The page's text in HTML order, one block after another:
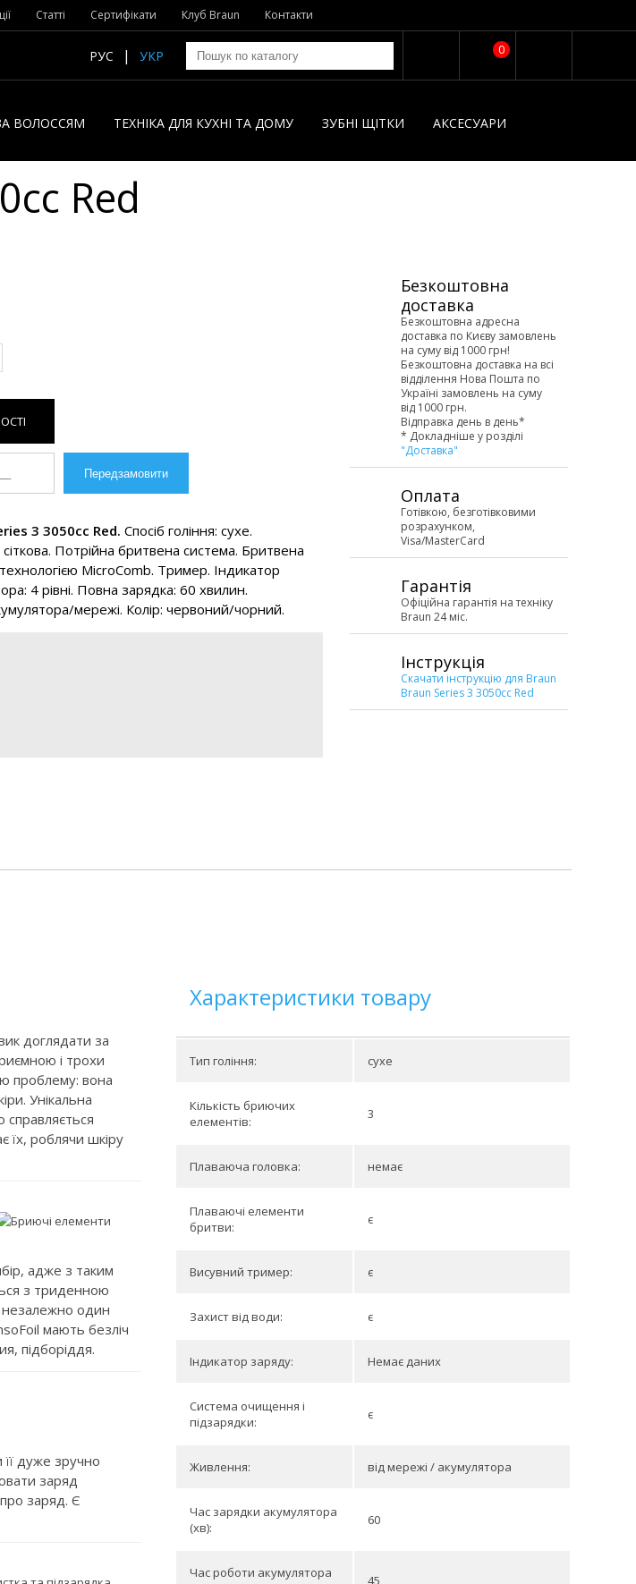
Статті Сертифікати Клуб Braun Контакти
0
РУС УКР
ВОЛОССЯМ ТЕХНІКА ДЛЯ КУХНІ ТА ДОМУ ЗУБНІ ЩІТКИ AКСЕСУАРИ
Red
3 3050cc Red. Спосіб гоління: сухе.
сіткова. Потрійна бритвена система. Бритвена
технологією MicroComb. Тример. Індикатор
4 рівні. Повна зарядка: 60 хвилин.
мережі. Колір: червоний/чорний.
Безкоштовна
доставка
Безкоштовна адресна
доставка по Києву замовлень
на суму від 1000 грн!
Безкоштовна доставка на всі
відділення Нова Пошта по
Україні замовлень на суму
від 1000 грн.
Відправка день в день*
* Докладніше у розділі
"Доставка"
Оплата
Готівкою, безготівковими
розрахунком,
Visa/MasterCard
Гарантія
Офіційна гарантія на техніку
Braun 24 міс.
Інструкція
Скачати інструкцію для Braun
Braun Series 3 3050cc Red
доглядати за
і трохи
проблему: вона
Унікальна
справляється
їх, роблячи шкіру
адже з таким
з триденною
один
мають безліч
підборіддя.
дуже зручно
заряд
заряд. Є
Характеристики товару
Тип гоління: сухе
Кількість бриючих
елементів:
3
Плаваюча головка: немає
Плаваючі елементи
бритви:
є
Висувний тример: є
Захист від води: є
Індикатор заряду: Немає даних
Система очищення і
підзарядки:
є
Живлення: від мережі / акумулятора
Час зарядки акумулятора
(хв):
60
Час роботи акумулятора
45